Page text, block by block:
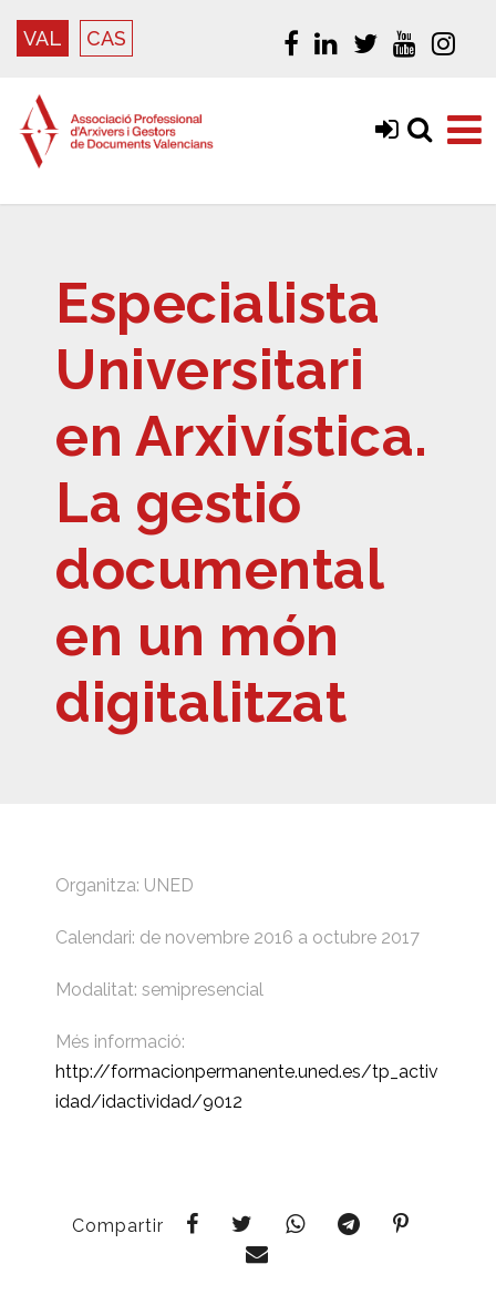
VAL CAS
Especialista
Universitari
en Arxivística.
La gestió
documental
en un món
digitalitzat
Organitza: UNED
Calendari: de novembre 2016 a octubre 2017
Modalitat: semipresencial
Més informació:
http://formacionpermanente.uned.es/tp_activ
idad/idactividad/9012
Compartir